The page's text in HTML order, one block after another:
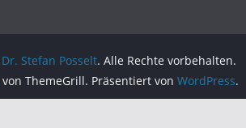
Dr. Stefan Posselt. Alle Rechte vorbehalten.
von ThemeGrill. Präsentiert von WordPress.